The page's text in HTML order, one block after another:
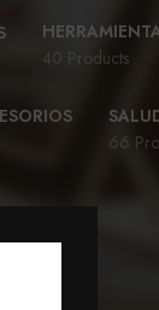
40 Products
66